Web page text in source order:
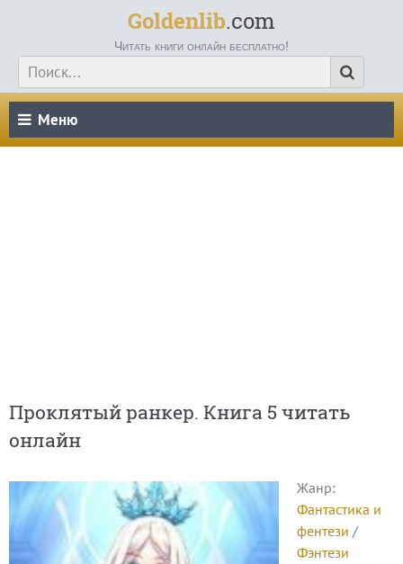
Goldenlib.com
Читать книги онлайн бесплатно!
Меню
Проклятый ранкер. Книга 5 читать
онлайн
Жанр:
Фантастика и
фентези /
Фэнтези